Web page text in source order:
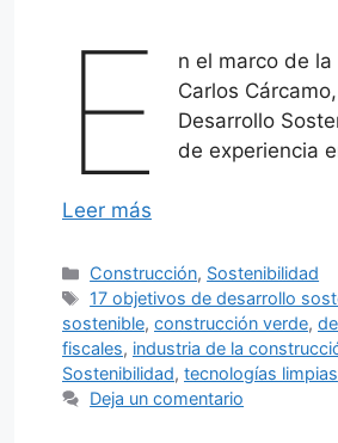
E
n el marco de la
Carlos
Desarrollo
de experiencia
Leer más
Categorías
Construcción, Sostenibilidad
Etiquetas
17 objetivos de desarrollo
sostenible, construcción verde,
fiscales, industria de la
Sostenibilidad, tecnologías limpias
Deja un comentario